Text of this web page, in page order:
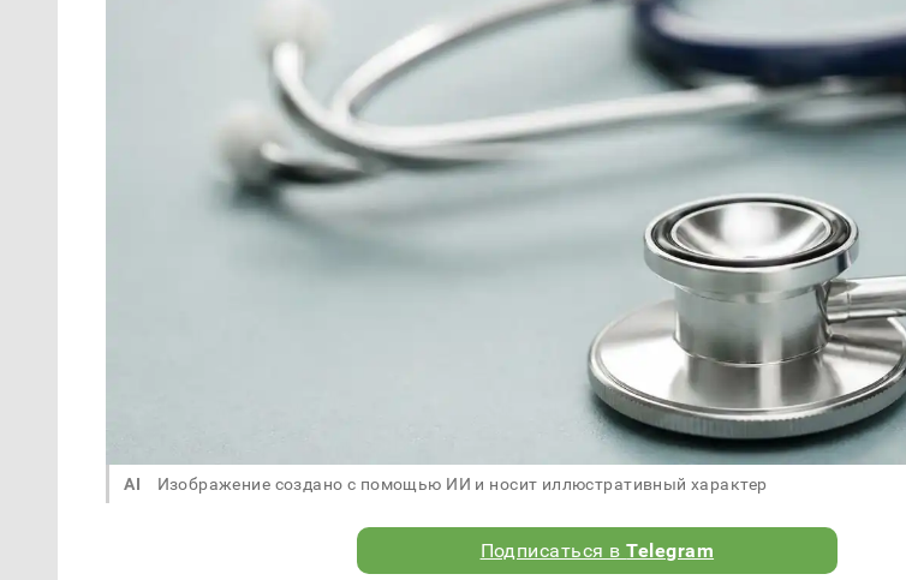
AI Изображение создано с помощью ИИ и носит иллюстративный характер
Подписаться вTelegram